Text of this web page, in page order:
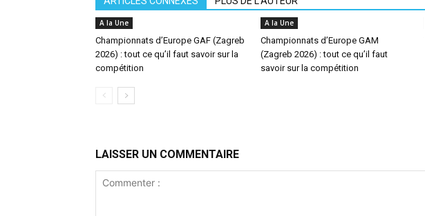
A la Une
Championnats d’Europe GAF (Zagreb
2026) : tout ce qu’il faut savoir sur la
compétition
A la Une
Championnats d’Europe GAM
(Zagreb 2026) : tout ce qu’il faut
savoir sur la compétition
LAISSER UN COMMENTAIRE